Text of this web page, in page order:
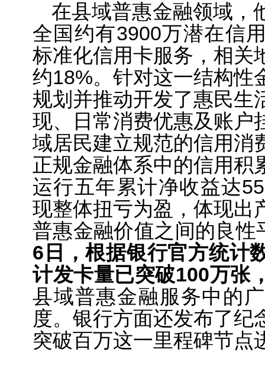
在县域普惠金融领域，
全国约有3900万潜在信
标准化信用卡服务，相关
约18%。针对这一结构性
规划并推动开发了惠民生
现、日常消费优惠及账户
域居民建立规范的信用消
正规金融体系中的信用积
运行五年累计净收益达
现整体扭亏为盈，体现出
普惠金融价值之间的良性
6日，根据银行官方统计
计发卡量已突破100万张
县域普惠金融服务中的
度。银行方面还发布了纪
突破百万这一里程碑节点